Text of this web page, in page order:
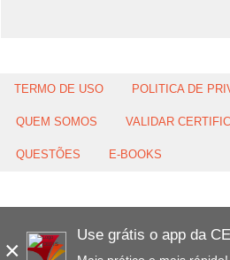
×
Use grátis o app da
TERMO DE USO POLITICA DE
QUEM SOMOS VALIDAR
QUESTÕES E-BOOKS